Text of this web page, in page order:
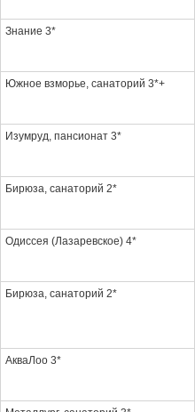
Знание 3*
Южное взморье, санаторий 3*+
Изумруд, пансионат 3*
Бирюза, санаторий 2*
Одиссея (Лазаревское) 4*
Бирюза, санаторий 2*
АкваЛоо 3*